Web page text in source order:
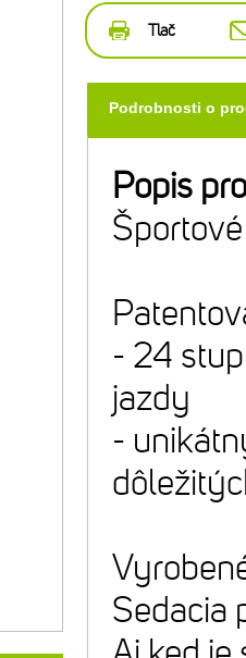
Tlač
Podrobnosti o
Popis
- 24
jazdy
-
Sedacia